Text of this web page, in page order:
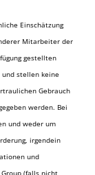
Einschätzung
Mitarbeiter der
gestellten
stellen keine
Gebrauch
werden. Bei
und weder um
irgendein
und
(falls nicht